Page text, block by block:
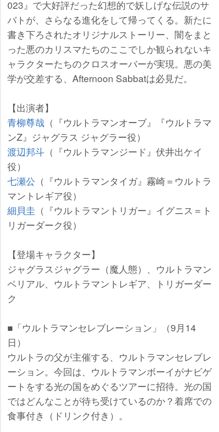
023』で大好評だった幻想的で妖しげな伝説のサ
バトが、さらなる進化をして帰ってくる。新たに
書き下ろされたオリジナルストーリー、闇をまと
った悪のカリスマたちのここでしか観られないキ
ャラクターたちのクロスオーバーが実現。悪の美
学が交差する、Afternoon Sabbatは必見だ。
【出演者】
青柳尊哉 （『ウルトラマンオーブ』『ウルトラマ
ンZ』ジャグラス ジャグラー役）
渡辺邦斗 （『ウルトラマンジード』伏井出ケイ
役）
七瀬公 （『ウルトラマンタイガ』霧崎＝ウルトラ
マントレギア役）
細貝圭 （『ウルトラマントリガー』イグニス＝ト
リガーダーク役）
【登場キャラクター】
ジャグラスジャグラー（魔人態）、ウルトラマン
ベリアル、ウルトラマントレギア、トリガーダー
ク
■「ウルトラマンセレブレーション」（9月14
日）
ウルトラの父が主催する、ウルトラマンセレブレ
ーション。今回は、ウルトラマンボーイがナビゲ
ートをする光の国をめぐるツアーに招待。光の国
ではどんなことが待ち受けているのか？着席での
食事付き（ドリンク付き）。